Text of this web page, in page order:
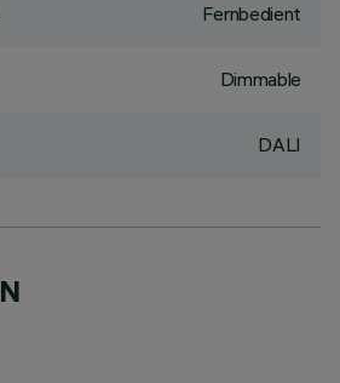
Fernbedient
Dimmable
DALI